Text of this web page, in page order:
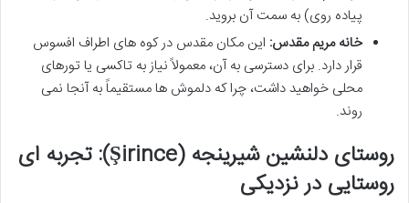
پیاده روی) به سمت آن بروید.
خانه مریم مقدس: این مکان مقدس در کوه های اطراف افسوس
قرار دارد. برای دسترسی به آن، معمولاً نیاز به تاکسی یا تورهای
محلی خواهید داشت، چرا که دلموش ها مستقیماً به آنجا نمی
روند.
روستای دلنشین شیرینجه (Şirince): تجربه ای
روستایی در نزدیکی